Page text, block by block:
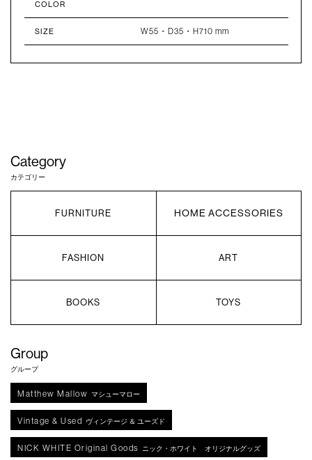
COLOR
SIZE W55・D35・H710 mm
Category
カテゴリー
FURNITURE HOME ACCESSORIES
FASHION ART
BOOKS TOYS
Group
グループ
Matthew Mallow マシューマロー
Vintage & Used ヴィンテージ ＆ ユーズド
NICK WHITE Original Goods ニック・ホワイト オリジナルグッズ